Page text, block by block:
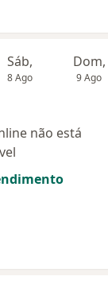
Sáb,
8 Ago
Dom,
9 Ago
não está